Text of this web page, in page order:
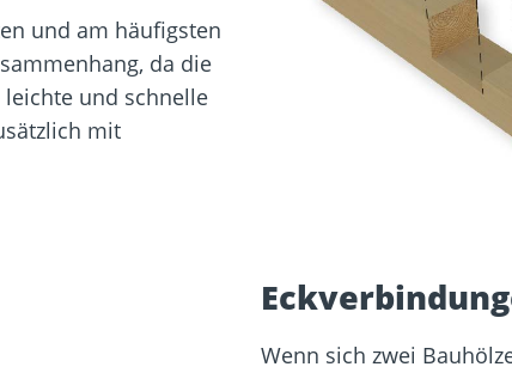
und am häufigsten
da die
und schnelle
mit
Wenn sich zwei